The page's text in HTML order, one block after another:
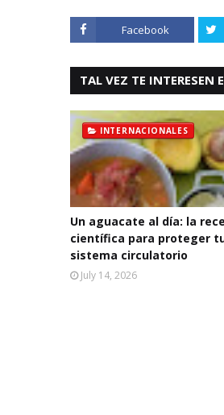
Facebook
TAL VEZ TE INTERESEN
INTERNACIONALES
Un aguacate al día: la
científica para proteger
sistema circulatorio
July 14, 2026